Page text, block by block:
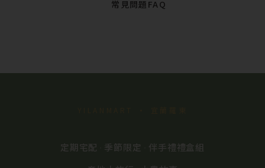
常見問題FAQ
定期宅配 季節限定
伴手禮禮盒組